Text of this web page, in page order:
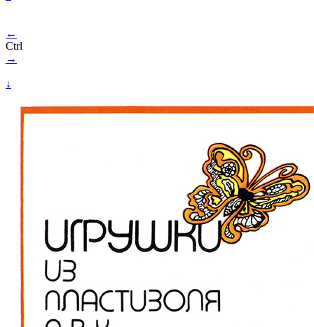
←
Ctrl
→
↓